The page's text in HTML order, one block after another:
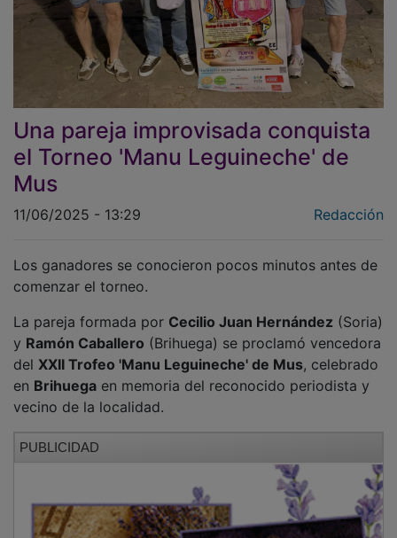
Una pareja improvisada conquista
el Torneo 'Manu Leguineche' de
Mus
comenzar el torneo.
yRamón Caballero(Brihuega) se proclamó vencedora
delXXII Trofeo 'Manu Leguineche' de Mus, celebrado
en Brihuegaen memoria del reconocido periodista y
vecino de la localidad.